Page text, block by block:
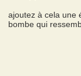
ajoutez à cela une
bombe qui